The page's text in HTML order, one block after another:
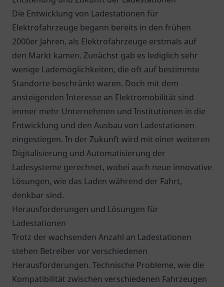
Die Entwicklung von Ladestationen für
Elektrofahrzeuge begann bereits in den frühen
2000er Jahren, als Elektrofahrzeuge erstmals auf
den Markt kamen. Zunächst gab es lediglich sehr
wenige Lademöglichkeiten, die oft auf bestimmte
Standorte beschränkt waren. Doch mit dem
ansteigenden Interesse an Elektromobilität sind
immer mehr Unternehmen und Institutionen in die
Entwicklung und den Ausbau von Ladestationen
eingestiegen. In der Zukunft wird mit einer weiteren
Digitalisierung und Automatisierung der
Ladesysteme gerechnet, wobei auch neue innovative
Lösungen, wie das Laden während der Fahrt,
denkbar sind.
Herausforderungen und Lösungen für
Ladestationen
Trotz der wachsenden Anzahl an Ladestationen
stehen Betreiber vor verschiedenen
Herausforderungen. Technische Probleme, wie die
Kompatibilität zwischen verschiedenen Fahrzeugen